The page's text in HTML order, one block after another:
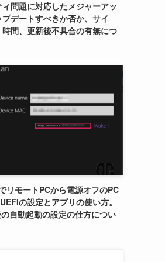
問題に対応したメジャーアッ
デートすべきか否か、サイ
間、更新後不具合の有無につ
リモートPCから電源オフのPC
の設定とアプリの使い方。
自動起動の設定の仕方につい